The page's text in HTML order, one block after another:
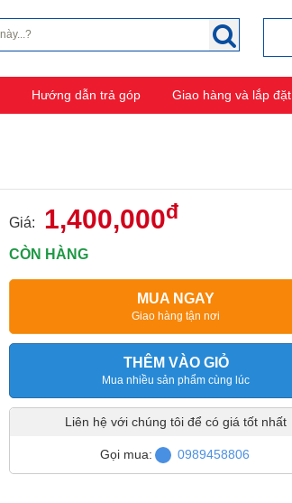
Hướng dẫn trả góp Giao hàng và lắp đặt
Giá: 1,400,000đ
CÒN HÀNG
MUA NGAY
Giao hàng tận nơi
THÊM VÀO GIỎ
Mua nhiều sản phẩm cùng lúc
Liên hệ với chúng tôi để có giá tốt nhất
Gọi mua: 0989458806